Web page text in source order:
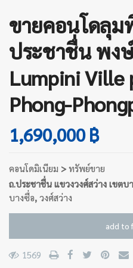
ขายคอนโดลุม
ประชาชื่น พง
Lumpini Ville
Phong-
1,690,000 ฿
คอนโดมิเนียม > ทรัพย์ขาย
ถ.ประชาชื่น แขวงวงศ์สว่าง เขต
บางซื่อ, วงศ์สว่าง
add to
1569